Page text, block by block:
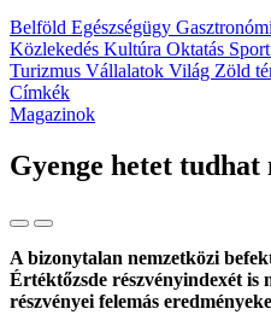
Belföld Egészségügy
Közlekedés Kultúra Oktatás Sport
Turizmus Vállalatok Világ Zöld
Címkék
Magazinok
Gyenge hetet
A bizonytalan nemzetközi
Értéktőzsde részvényindexét
részvényei felemás